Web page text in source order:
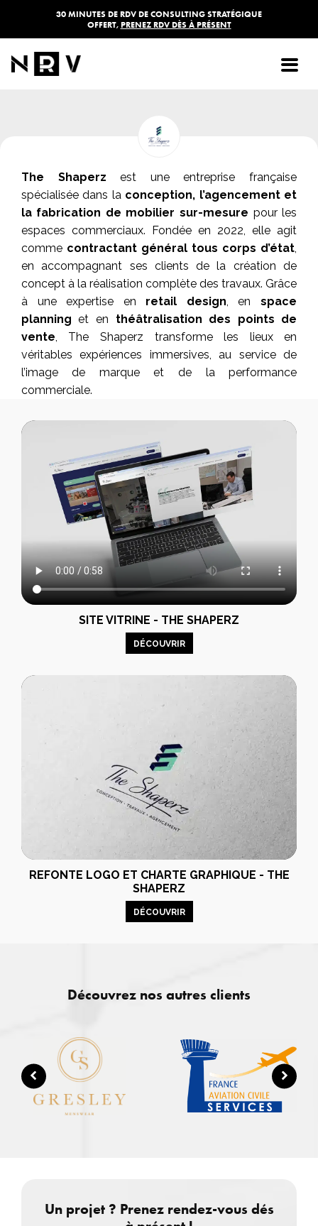
30 MINUTES DE RDV DE CONSULTING STRATÉGIQUE
OFFERT, PRENEZ RDV DÈS À PRÉSENT
THE SHAPERZ
The Shaperz est une entreprise française
spécialisée dans la conception, l’agencement et
la fabrication de mobilier sur-mesure pour les
espaces commerciaux. Fondée en 2022, elle agit
comme contractant général tous corps d’état,
en accompagnant ses clients de la création de
concept à la réalisation complète des travaux. Grâce
à une expertise en retail design, enspace
planning et en théâtralisation des points de
vente, The Shaperz transforme les lieux en
véritables expériences immersives, au service de
l’image de marque et de la performance
commerciale.
SITE VITRINE - THE SHAPERZ
DÉCOUVRIR
REFONTE LOGO ET CHARTE GRAPHIQUE - THE
SHAPERZ
DÉCOUVRIR
Découvrez nos autres clients
Un projet ? Prenez rendez-vous dés